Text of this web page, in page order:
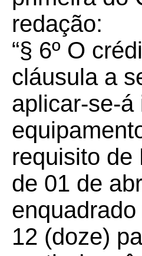
redação:
“§ 6º O
cláusula a
aplicar-se-
requisito de
de 01 de
12 (doze)